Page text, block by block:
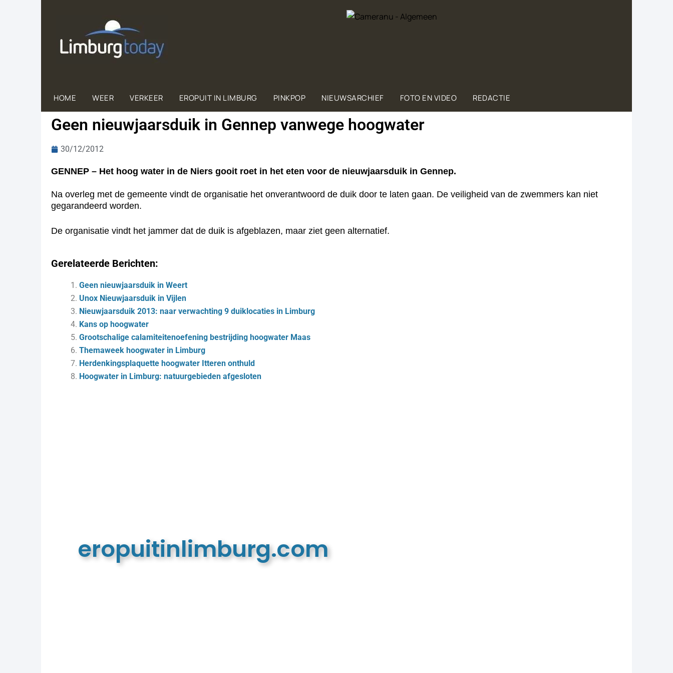
HOME WEER VERKEER EROPUIT IN LIMBURG PINKPOP NIEUWSARCHIEF FOTO EN VIDEO REDACTIE
Geen nieuwjaarsduik in Gennep vanwege hoogwater
30/12/2012
GENNEP – Het hoog water in de Niers gooit roet in het eten voor de nieuwjaarsduik in Gennep.
Na overleg met de gemeente vindt de organisatie het onverantwoord de duik door te laten gaan. De veiligheid van de zwemmers kan niet
gegarandeerd worden.
De organisatie vindt het jammer dat de duik is afgeblazen, maar ziet geen alternatief.
Gerelateerde Berichten:
Geen nieuwjaarsduik in Weert
Unox Nieuwjaarsduik in Vijlen
Nieuwjaarsduik 2013: naar verwachting 9 duiklocaties in Limburg
Kans op hoogwater
Grootschalige calamiteitenoefening bestrijding hoogwater Maas
Themaweek hoogwater in Limburg
Herdenkingsplaquette hoogwater Itteren onthuld
Hoogwater in Limburg: natuurgebieden afgesloten
eropuitinlimburg.com